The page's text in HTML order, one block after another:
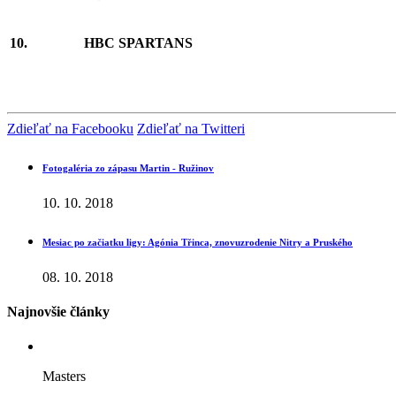
10. HBC SPARTANS
Zdieľať na Facebooku Zdieľať na Twitteri
Fotogaléria zo zápasu Martin - Ružinov
10. 10. 2018
Mesiac po začiatku ligy: Agónia Třinca, znovuzrodenie Nitry a Pruského
08. 10. 2018
Najnovšie články
Masters